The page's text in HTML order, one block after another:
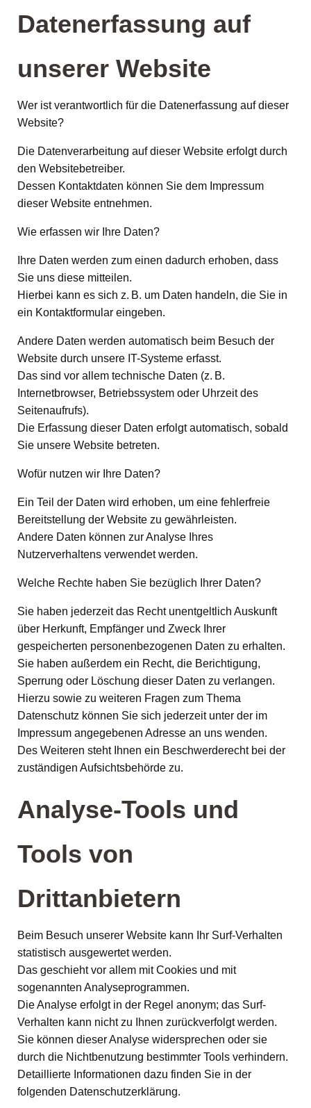
Datenerfassung auf
unserer Website
Wer ist verantwortlich für die Datenerfassung auf dieser
Website?
Die Datenverarbeitung auf dieser Website erfolgt durch
den Websitebetreiber.
Dessen Kontaktdaten können Sie dem Impressum
dieser Website entnehmen.
Wie erfassen wir Ihre Daten?
Ihre Daten werden zum einen dadurch erhoben, dass
Sie uns diese mitteilen.
Hierbei kann es sich z. B. um Daten handeln, die Sie in
ein Kontaktformular eingeben.
Andere Daten werden automatisch beim Besuch der
Website durch unsere IT-Systeme erfasst.
Das sind vor allem technische Daten (z. B.
Internetbrowser, Betriebssystem oder Uhrzeit des
Seitenaufrufs).
Die Erfassung dieser Daten erfolgt automatisch, sobald
Sie unsere Website betreten.
Wofür nutzen wir Ihre Daten?
Ein Teil der Daten wird erhoben, um eine fehlerfreie
Bereitstellung der Website zu gewährleisten.
Andere Daten können zur Analyse Ihres
Nutzerverhaltens verwendet werden.
Welche Rechte haben Sie bezüglich Ihrer Daten?
Sie haben jederzeit das Recht unentgeltlich Auskunft
über Herkunft, Empfänger und Zweck Ihrer
gespeicherten personenbezogenen Daten zu erhalten.
Sie haben außerdem ein Recht, die Berichtigung,
Sperrung oder Löschung dieser Daten zu verlangen.
Hierzu sowie zu weiteren Fragen zum Thema
Datenschutz können Sie sich jederzeit unter der im
Impressum angegebenen Adresse an uns wenden.
Des Weiteren steht Ihnen ein Beschwerderecht bei der
zuständigen Aufsichtsbehörde zu.
Analyse-Tools und
Tools von
Drittanbietern
Beim Besuch unserer Website kann Ihr Surf-Verhalten
statistisch ausgewertet werden.
Das geschieht vor allem mit Cookies und mit
sogenannten Analyseprogrammen.
Die Analyse erfolgt in der Regel anonym; das Surf-
Verhalten kann nicht zu Ihnen zurückverfolgt werden.
Sie können dieser Analyse widersprechen oder sie
durch die Nichtbenutzung bestimmter Tools verhindern.
Detaillierte Informationen dazu finden Sie in der
folgenden Datenschutzerklärung.